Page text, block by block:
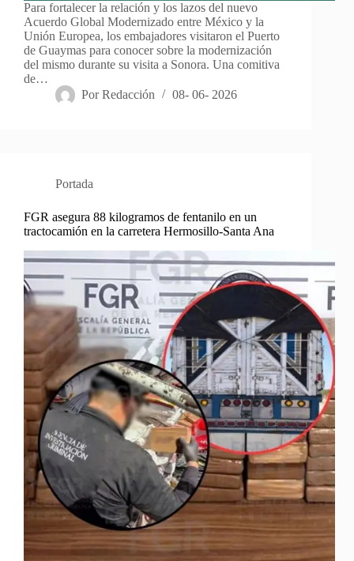
Para fortalecer la relación y los lazos del nuevo
Acuerdo Global Modernizado entre México y la
Unión Europea, los embajadores visitaron el Puerto
de Guaymas para conocer sobre la modernización
del mismo durante su visita a Sonora. Una comitiva
de…
Por Redacción 08- 06- 2026
Portada
FGR asegura 88 kilogramos de fentanilo en un
tractocamión en la carretera Hermosillo-Santa Ana